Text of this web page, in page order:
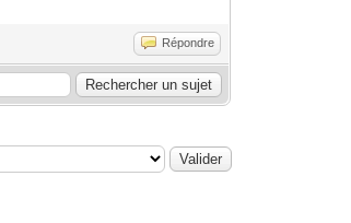
Répondre